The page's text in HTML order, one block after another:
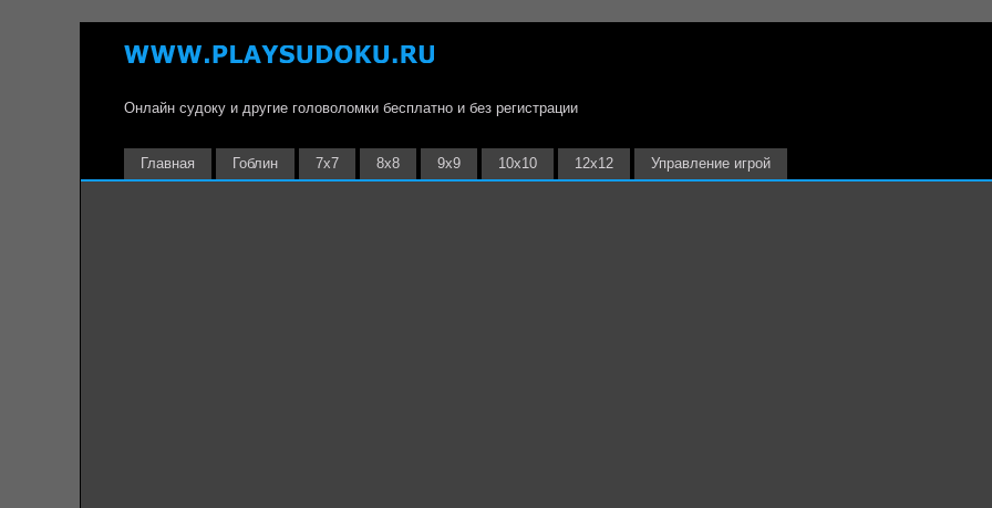
Онлайн судоку и другие головоломки бесплатно и без регистрации
Главная Гоблин 7х7 8х8 9х9 10х10 12х12 Управление игрой